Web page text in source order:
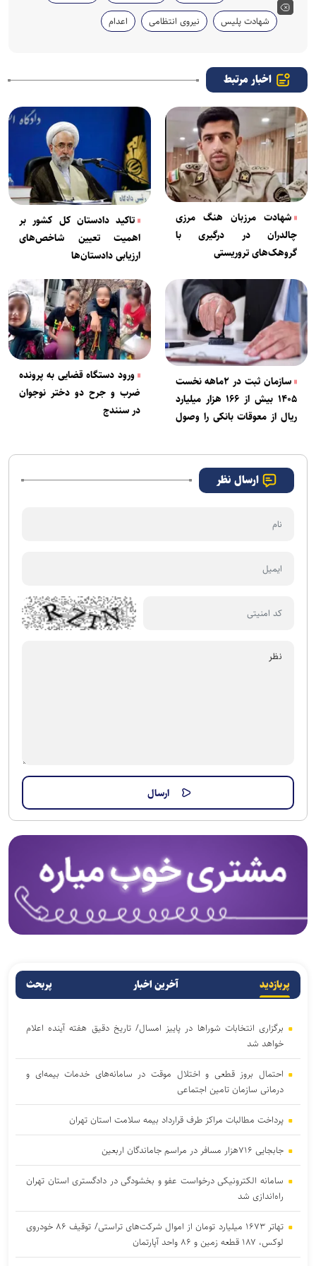
شهادت پلیس نیروی انتظامی اعدام
اخبار مرتبط
شهادت مرزبان هنگ مرزی
چالدران در درگیری با
گروهک‌های تروریستی
تاکید دادستان کل کشور بر
اهمیت تعیین شاخص‌های
ارزیابی دادستان‌ها
سازمان ثبت در ۲ماهه نخست
۱۴۰۵ بیش از ۱۶۶ هزار میلیارد
ریال از معوقات بانکی را وصول
ورود دستگاه قضایی به پرونده
ضرب و جرح دو دختر نوجوان
در سنندج
ارسال نظر
پربازدید آخرین اخبار پربحث
برگزاری انتخابات شوراها در پاییز امسال/ تاریخ دقیق هفته آینده اعلام
خواهد شد
احتمال بروز قطعی و اختلال موقت در سامانه‌های خدمات بیمه‌ای و
درمانی سازمان تامین اجتماعی
پرداخت مطالبات مراکز طرف قرارداد بیمه سلامت استان تهران
جابجایی ۷۱۶هزار مسافر در مراسم جاماندگان اربعین
سامانه الکترونیکی درخواست عفو و بخشودگی در دادگستری استان تهران
راه‌اندازی شد
تهاتر ۱۶۷۳ میلیارد تومان از اموال شرکت‌های تراستی/ توقیف ۸۶ خودروی
لوکس، ۱۸۷ قطعه زمین و ۸۶ واحد آپارتمان